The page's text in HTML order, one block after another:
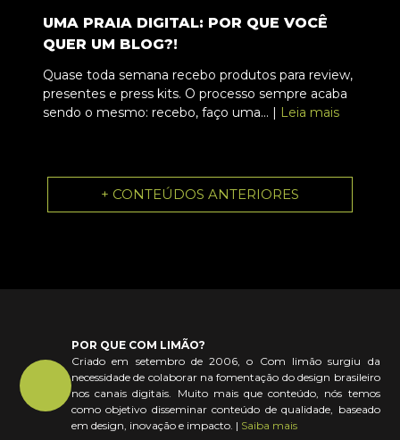
UMA PRAIA DIGITAL: POR QUE VOCÊ
QUER UM BLOG?!
Quase toda semana recebo produtos para review,
presentes e press kits. O processo sempre acaba
sendo o mesmo: recebo, faço uma... | Leia mais
+ CONTEÚDOS ANTERIORES
POR QUE COM LIMÃO?
Criado em setembro de 2006, o Com limão surgiu da
necessidade de colaborar na fomentação do design brasileiro
nos canais digitais. Muito mais que conteúdo, nós temos
como objetivo disseminar conteúdo de qualidade, baseado
em design, inovação e impacto. | Saiba mais